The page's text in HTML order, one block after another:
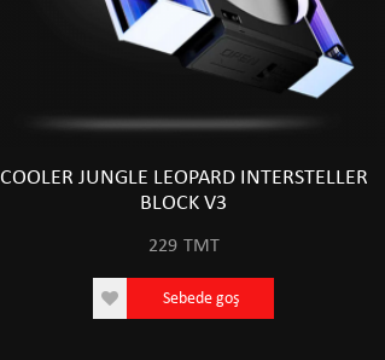
COOLER JUNGLE LEOPARD INTERSTELLER
BLOCK V3
229 TMT
Sebede goş